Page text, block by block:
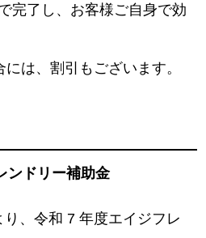
完了し、お客様ご自身で効
は、割引もございます。
ンドリー補助金
、令和 7 年度エイジフレ